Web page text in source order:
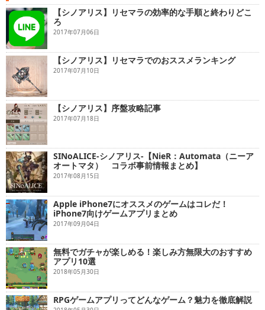
【シノアリス】リセマラの効率的な手順と終わりどこ
ろ
2017年07月06日
【シノアリス】リセマラでのおススメランキング
2017年07月10日
【シノアリス】序盤攻略記事
2017年07月18日
SINoALICE‐シノアリス‐【NieR：Automata（ニーア
オートマタ） コラボ事前情報まとめ】
2017年08月15日
Apple iPhone7にオススメのゲームはコレだ！
iPhone7向けゲームアプリまとめ
2017年09月04日
無料でガチャが楽しめる！楽しみ方無限大のおすすめ
アプリ10選
2018年05月30日
RPGゲームアプリってどんなゲーム？魅力を徹底解説